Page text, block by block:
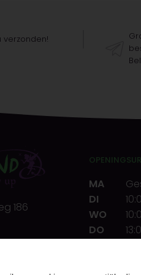
verzonden!
186
MA
DI
WO
DO